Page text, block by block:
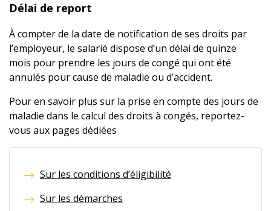
Délai de report
À compter de la date de notification de ses droits par
l’employeur, le salarié dispose d’un délai de quinze
mois pour prendre les jours de congé qui ont été
annulés pour cause de maladie ou d’accident.
Pour en savoir plus sur la prise en compte des jours de
maladie dans le calcul des droits à congés, reportez-
vous aux pages dédiées
Sur les conditions d’éligibilité
Sur les démarches